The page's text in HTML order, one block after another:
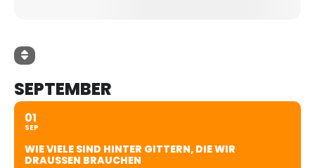
SEPTEMBER
01
SEP
WIE VIELE SIND HINTER GITTERN, DIE WIR
DRAUSSEN BRAUCHEN